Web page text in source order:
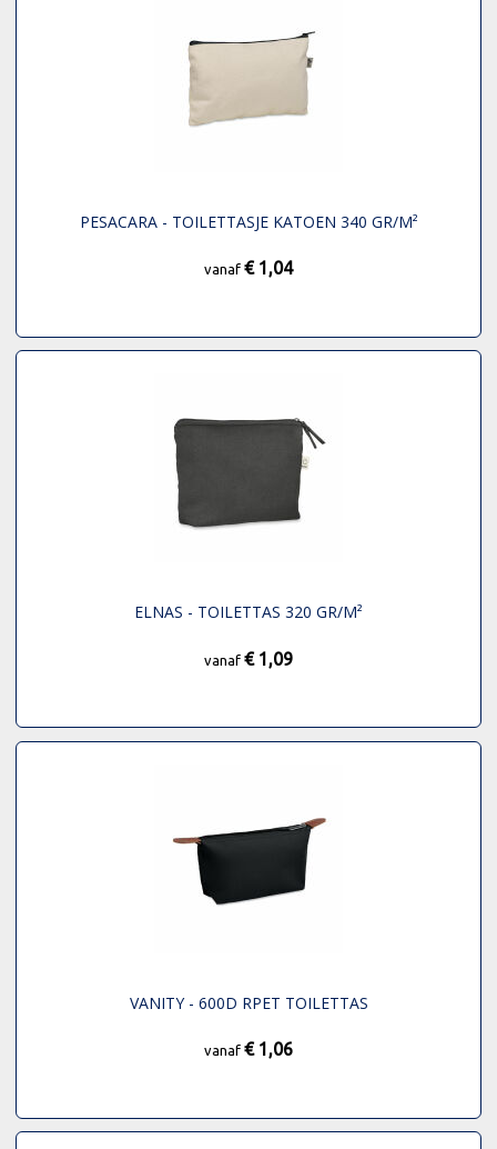
PESACARA - TOILETTASJE KATOEN 340 GR/M²
vanaf € 1,04
ELNAS - TOILETTAS 320 GR/M²
vanaf € 1,09
VANITY - 600D RPET TOILETTAS
vanaf € 1,06